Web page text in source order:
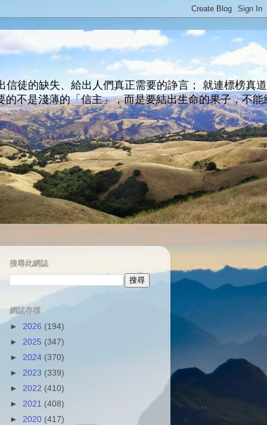
徒的缺失、給出人們真正需要的諍言； 就連標榜真
不是淺薄的「信主」，而是要結出生命的果子，不能
搜尋此網誌
網誌存檔
► 2026 (194)
► 2025 (347)
► 2024 (370)
► 2023 (339)
► 2022 (410)
► 2021 (408)
► 2020 (417)